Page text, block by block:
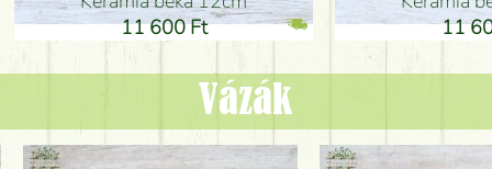
11 600 Ft
11
Vázák